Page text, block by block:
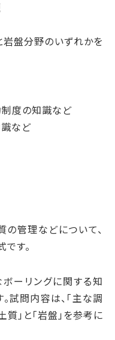
岩盤分野のいずれかを
制度の知識など
識など
の管理などについて、
す。
ーリングに関する知
試問内容は、「主な調
」と「岩盤」を参考に